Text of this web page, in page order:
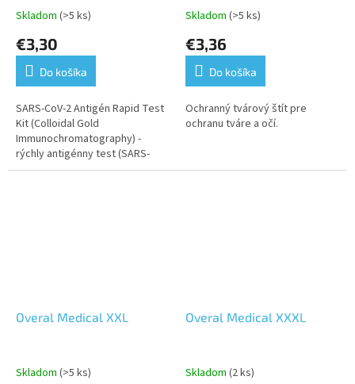
Skladom (>5 ks)
€3,30
Do košíka
SARS-CoV-2 Antigén Rapid Test
Kit (Colloidal Gold
Immunochromatography) -
rýchly antigénny test (SARS-
CoV-2) pre výter z nosa.
Skladom (>5 ks)
€3,36
Do košíka
Ochranný tvárový štít pre
ochranu tváre a očí.
Overal Medical XXL
Skladom (>5 ks)
Overal Medical XXXL
Skladom (2 ks)